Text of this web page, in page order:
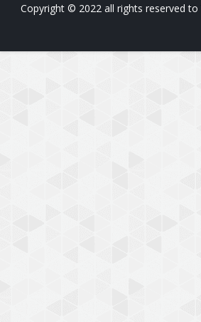
Copyright © 2022 all rights reserved to